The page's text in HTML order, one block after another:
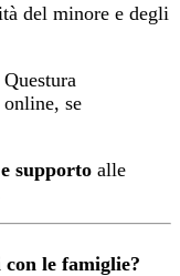
del minore e degli
se
supporto alle
le famiglie?